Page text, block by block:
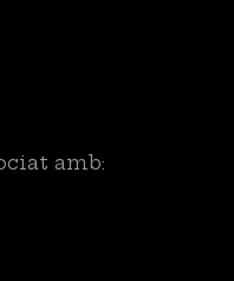
amb: